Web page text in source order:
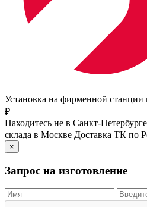
Установка на фирменной станции
₽
Находитесь не в Санкт-
склада в Москве Доставка ТК по
×
Запрос на изготовление